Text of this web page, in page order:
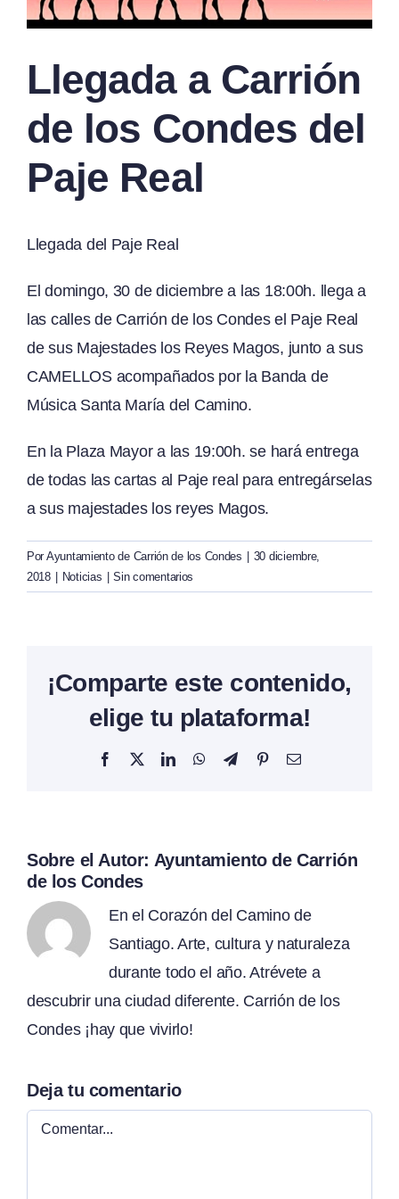
Llegada a Carrión
de los Condes del
Paje Real
Llegada del Paje Real
El domingo, 30 de diciembre a las 18:00h. llega a
las calles de Carrión de los Condes el Paje Real
de sus Majestades los Reyes Magos, junto a sus
CAMELLOS acompañados por la Banda de
Música Santa María del Camino.
En la Plaza Mayor a las 19:00h. se hará entrega
de todas las cartas al Paje real para entregárselas
a sus majestades los reyes Magos.
Por Ayuntamiento de Carrión de los Condes | 30 diciembre,
2018 | Noticias | Sin comentarios
¡Comparte este contenido,
elige tu plataforma!
Facebook
X LinkedInWhatsAppTelegramPinterestCorreo
Sobre el Autor: Ayuntamiento de Carrión
de los Condes
En el Corazón del Camino de
Santiago. Arte, cultura y naturaleza
durante todo el año. Atrévete a
descubrir una ciudad diferente. Carrión de los
Condes ¡hay que vivirlo!
Deja tu comentario
Comentar